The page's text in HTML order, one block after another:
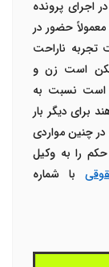
اجرای پرونده
حضور در
تجربه ناراحت
است زن و
است نسبت به
برای دیگر بار
در چنین مواردی
را به وکیل
با شماره